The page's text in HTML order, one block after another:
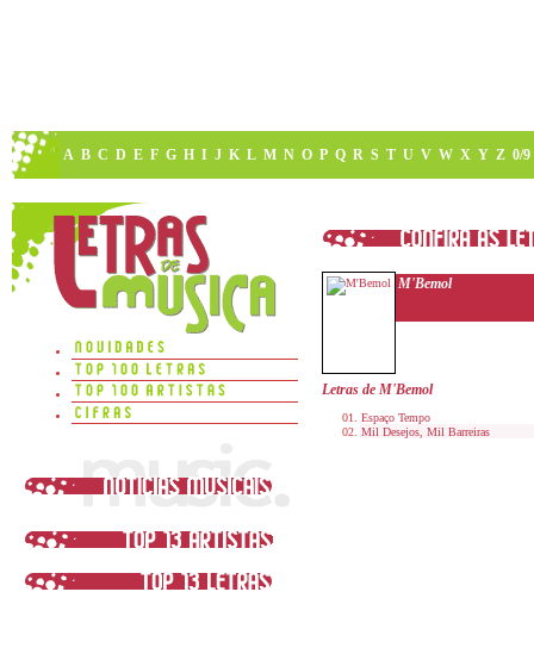
A B C D E F G H I J K L M N O P Q R S T U V W X Y Z 0/9
M'Bemol
Letras de M'Bemol
Espaço Tempo
Mil Desejos, Mil Barreiras